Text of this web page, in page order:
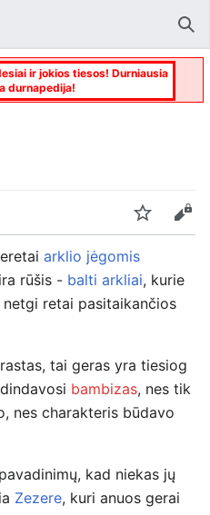
ir jokios tiesos! Durniausia
durnapedija!
Stebėti
Keisti
arklio jėgomis
rūšis - balti arkliai, kurie
retai pasitaikančios
tai geras yra tiesiog
bambizas, nes tik
nes charakteris būdavo
kad niekas jų
Zezere, kuri anuos gerai